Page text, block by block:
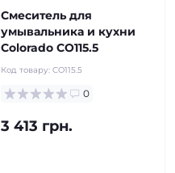
Смеситель для
умывальника и кухни
Colorado CO115.5
Код товару: CO115.5
0
3 413 грн.